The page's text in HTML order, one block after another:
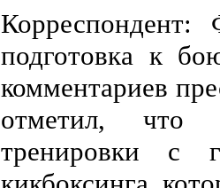
Корреспондент:
подготовка к
комментариев
отметил, что
тренировки с